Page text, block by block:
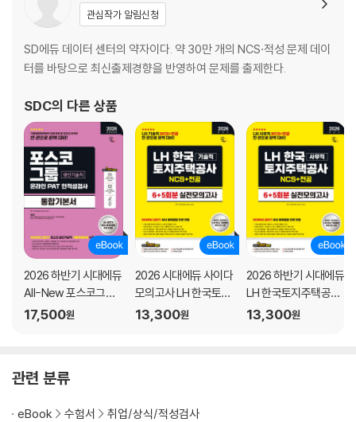
OMR 답안카드 관심작가 알림신청
SD에듀 데이터 센터의 약자이다. 약 30만 개의 NCS·적성 문제 데이
터를 바탕으로 최신출제경향을 반영하여 문제를 출제한다.
SDC의 다른 상품
2026 하반기 시대에듀
All-New 포스코그룹
온라인 PAT 생산기술
17,500원
2026 시대에듀 사이다
모의고사 LH 한국토지
주택공사 기술직 NCS
13,300원
2026 하반기 시대에듀
LH 한국토지주택공사
사무직 NCS&전공 실
13,300원
관련 분류
eBook 수험서 취업/상식/적성검사